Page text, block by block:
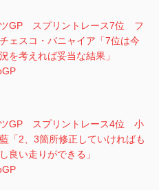
ツGP スプリントレース7位 フ
ェスコ・バニャイア「7位は今
を考えれば妥当な結果」
ツGP スプリントレース4位 小
「2、3箇所修正していければも
良い走りができる」